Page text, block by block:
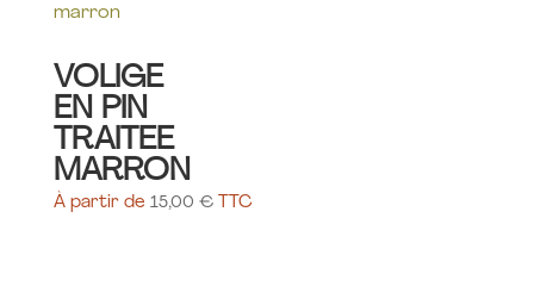
VOLIGE
EN PIN
TRAITEE
MARRON
À partir de 15,00 € TTC